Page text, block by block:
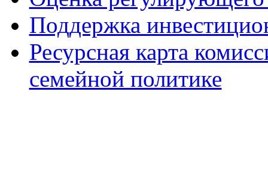
Поддержка
Ресурсная карта
семейной политике